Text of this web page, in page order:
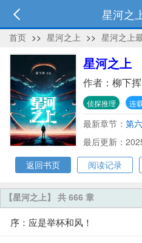
星河之
首页 >> 星河之上 >> 星河之上
星河之上
作者： 柳下挥
侦探推理 连
最新章节： 第
最后更新：
返回书页
阅读记录
【星河之上】 共 666 章
序：应是举杯和风！